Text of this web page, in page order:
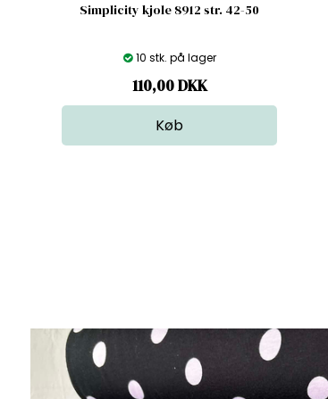
Simplicity kjole 8912 str. 42-50
10 stk. på lager
110,00DKK